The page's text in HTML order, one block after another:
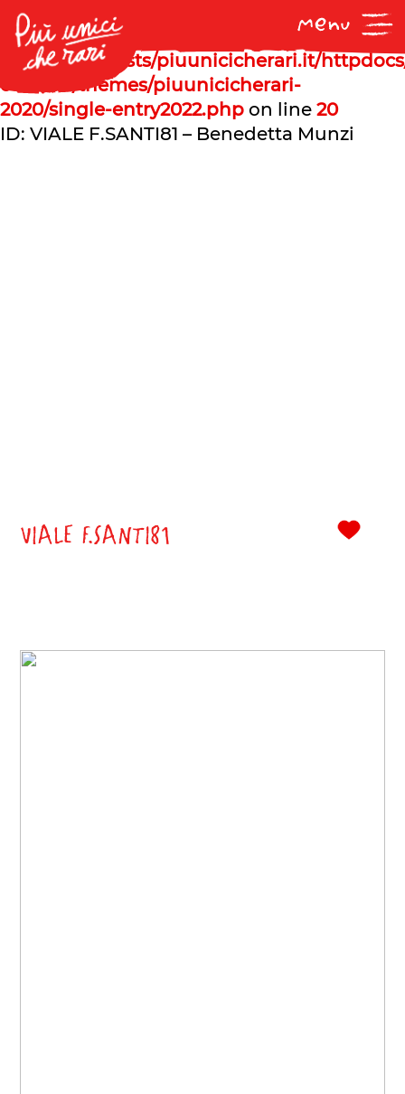
Notice : Undefined offset: 1 in
/var/www/vhosts/piuunicicherari.it/
content/themes/piuunicicherari-
2020/single-entry2022.php on line 20
ID: VIALE F.SANTI81 – Benedetta Munzi
VIALE F.SANTI81